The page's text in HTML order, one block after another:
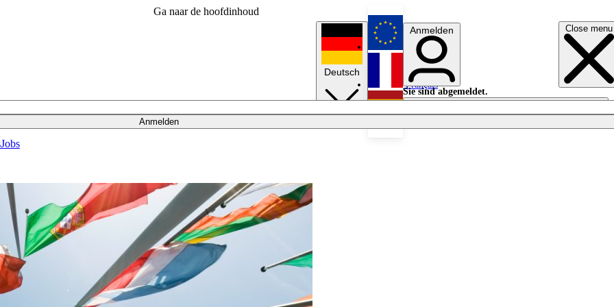
Ga naar de hoofdinhoud
Close menu
Anmelden
Jobs
Deutsch
English
Français
Anmelden
Sie sind abgemeldet.
Anmelden
Licht aus